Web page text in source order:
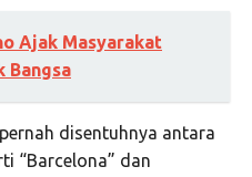
Ajak Masyarakat
Bangsa
disentuhnya antara
“Barcelona” dan